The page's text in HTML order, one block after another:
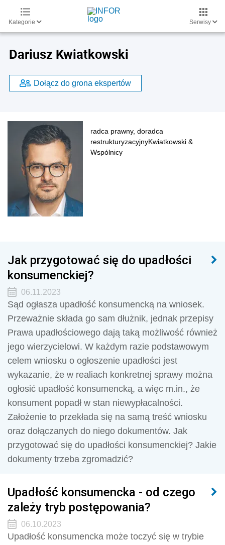
Kategorie Serwisy
Dariusz Kwiatkowski
Dołącz do grona ekspertów
radca prawny, doradca
restrukturyzacyjnyKwiatkowski &
Wspólnicy
Jak przygotować się do upadłości
konsumenckiej?
06.11.2023
Sąd ogłasza upadłość konsumencką na wniosek.
Przeważnie składa go sam dłużnik, jednak przepisy
Prawa upadłościowego dają taką możliwość również
jego wierzycielowi. W każdym razie podstawowym
celem wniosku o ogłoszenie upadłości jest
wykazanie, że w realiach konkretnej sprawy można
ogłosić upadłość konsumencką, a więc m.in., że
konsument popadł w stan niewypłacalności.
Założenie to przekłada się na samą treść wniosku
oraz dołączanych do niego dokumentów. Jak
przygotować się do upadłości konsumenckiej? Jakie
dokumenty trzeba zgromadzić?
Upadłość konsumencka - od czego
zależy tryb postępowania?
06.10.2023
Upadłość konsumencka może toczyć się w trybie